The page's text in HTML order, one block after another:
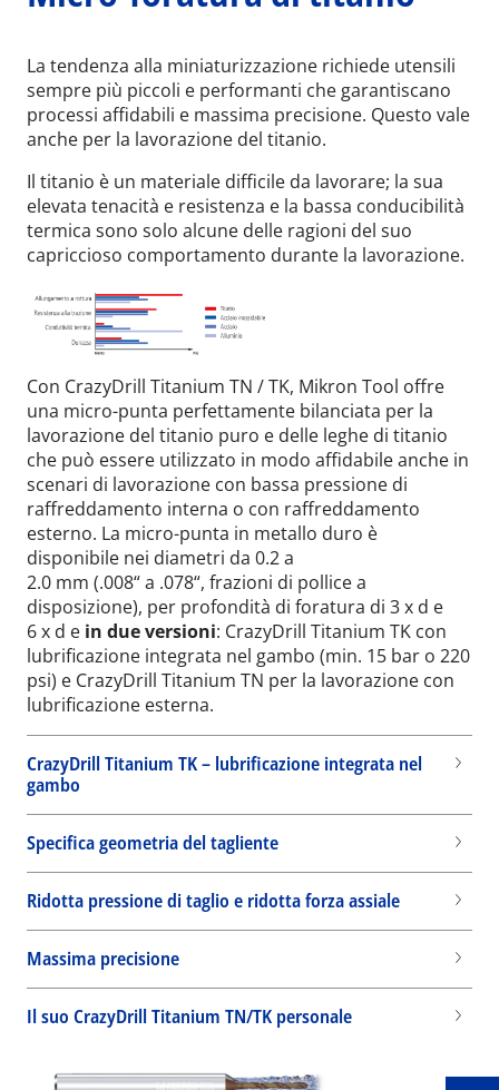
La tendenza alla miniaturizzazione richiede utensili
sempre più piccoli e performanti che garantiscano
processi affidabili e massima precisione. Questo vale
anche per la lavorazione del titanio.
Il titanio è un materiale difficile da lavorare; la sua
elevata tenacità e resistenza e la bassa conducibilità
termica sono solo alcune delle ragioni del suo
capriccioso comportamento durante la lavorazione.
Con CrazyDrill Titanium TN / TK, Mikron Tool offre
una micro-punta perfettamente bilanciata per la
lavorazione del titanio puro e delle leghe di titanio
che può essere utilizzato in modo affidabile anche in
scenari di lavorazione con bassa pressione di
raffreddamento interna o con raffreddamento
esterno. La micro-punta in metallo duro è
disponibile nei diametri da 0.2 a
2.0 mm (.008“ a .078“, frazioni di pollice a
disposizione), per profondità di foratura di 3 x d e
6 x d e in due versioni: CrazyDrill Titanium TK con
lubrificazione integrata nel gambo (min. 15 bar o 220
psi) e CrazyDrill Titanium TN per la lavorazione con
lubrificazione esterna.
CrazyDrill Titanium TK – lubrificazione integrata nel
gambo
Specifica geometria del tagliente
Ridotta pressione di taglio e ridotta forza assiale
Massima precisione
Il suo CrazyDrill Titanium TN/TK personale